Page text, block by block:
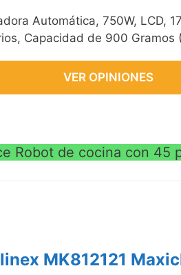
Automática, 750W, LCD,
Capacidad de 900 Gramos
VER OPINIONES
Robot de cocina con 45
MK812121